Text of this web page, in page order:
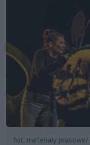
fot. materiały